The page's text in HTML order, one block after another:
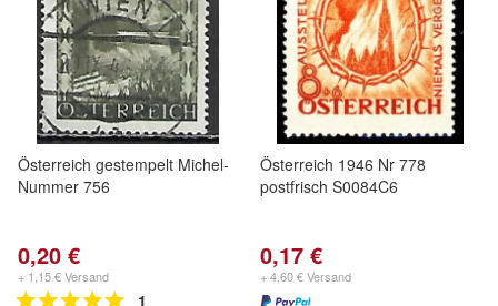
Österreich gestempelt Michel-
Nummer 756
0,20 €
+ 1,15 € Versand
1
Österreich 1946 Nr 778
postfrisch S0084C6
0,17 €
+ 4,60 € Versand